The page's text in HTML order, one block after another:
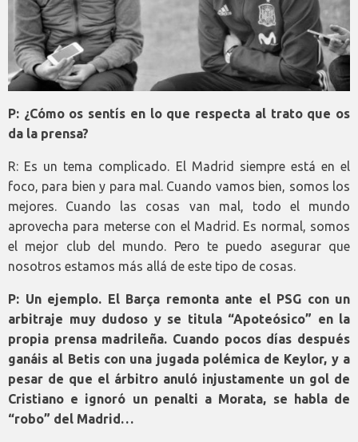
P: ¿Cómo os sentís en lo que respecta al trato que os
da la prensa?
R: Es un tema complicado. El Madrid siempre está en el
foco, para bien y para mal. Cuando vamos bien, somos los
mejores. Cuando las cosas van mal, todo el mundo
aprovecha para meterse con el Madrid. Es normal, somos
el mejor club del mundo. Pero te puedo asegurar que
nosotros estamos más allá de este tipo de cosas.
P: Un ejemplo. El Barça remonta ante el PSG con un
arbitraje muy dudoso y se titula “Apoteósico” en la
propia prensa madrileña. Cuando pocos días después
ganáis al Betis con una jugada polémica de Keylor, y a
pesar de que el árbitro anuló injustamente un gol de
Cristiano e ignoró un penalti a Morata, se habla de
“robo” del Madrid…